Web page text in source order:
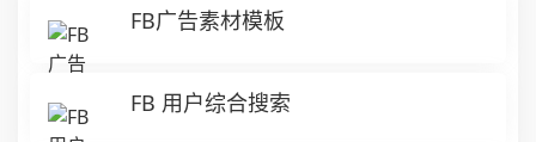
FB广告素材模板
FB 用户综合搜索